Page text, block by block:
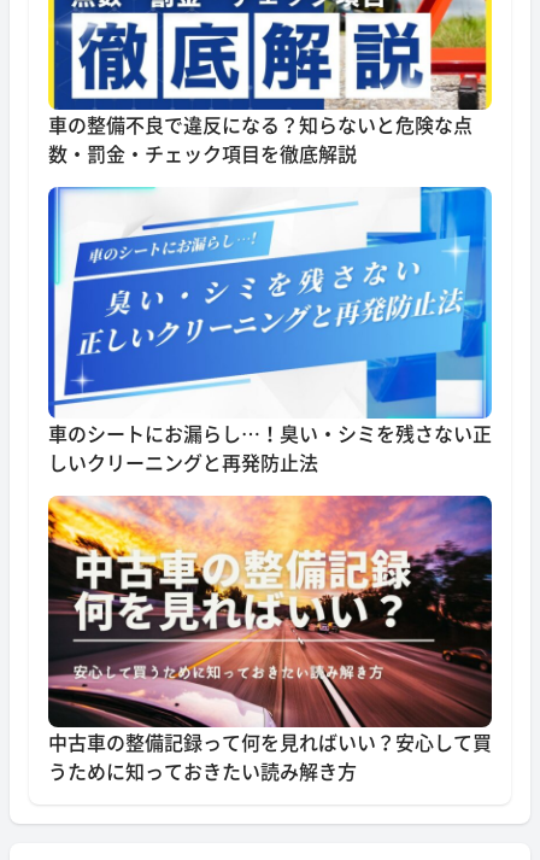
車の整備不良で違反になる？知らないと危険な点
数・罰金・チェック項目を徹底解説
車のシートにお漏らし…！臭い・シミを残さない正
しいクリーニングと再発防止法
中古車の整備記録って何を見ればいい？安心して買
うために知っておきたい読み解き方